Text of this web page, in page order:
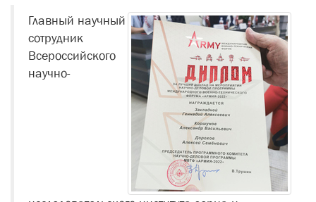
Главный научный
сотрудник
Всероссийского
научно-